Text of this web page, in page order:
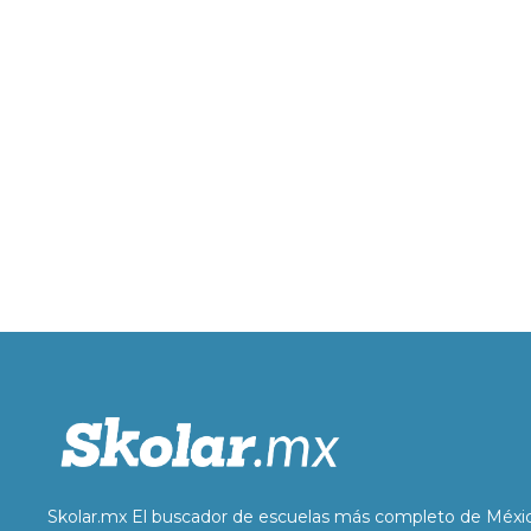
Skolar.mx El buscador de escuelas más completo de